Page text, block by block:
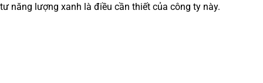
tư năng lượng xanh là điều cần thiết của công ty này.